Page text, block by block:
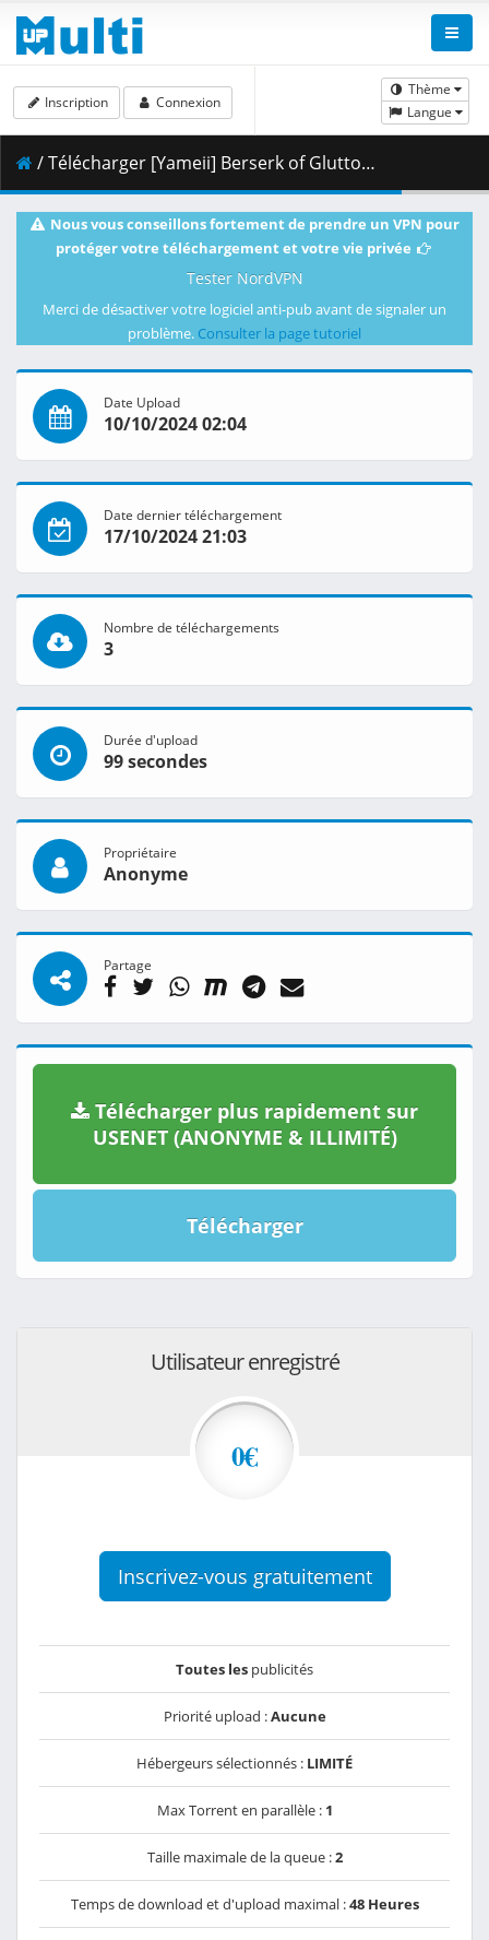
Thème
Langue
Inscription Connexion
/ Télécharger [Yameii] Berserk of Gluttony - S01E11 [English Dub] [CR WEB-DL 720p] [08F083B6].mkv.001 ( 348.99 MB )
Nous vous conseillons fortement de prendre un VPN pour
protéger votre téléchargement et votre vie privée
Tester NordVPN
Merci de désactiver votre logiciel anti-pub avant de signaler un
problème. Consulter la page tutoriel
Date Upload
10/10/2024 02:04
Date dernier téléchargement
17/10/2024 21:03
Nombre de téléchargements
3
Durée d'upload
99 secondes
Propriétaire
Anonyme
Partage
Télécharger plus rapidement sur
USENET (ANONYME & ILLIMITÉ)
Télécharger
Utilisateur enregistré
0€
Inscrivez-vous gratuitement
Toutes les publicités
Priorité upload :Aucune
Hébergeurs sélectionnés : LIMITÉ
Max Torrent en parallèle : 1
Taille maximale de la queue :2
Temps de download et d'upload maximal :48 Heures